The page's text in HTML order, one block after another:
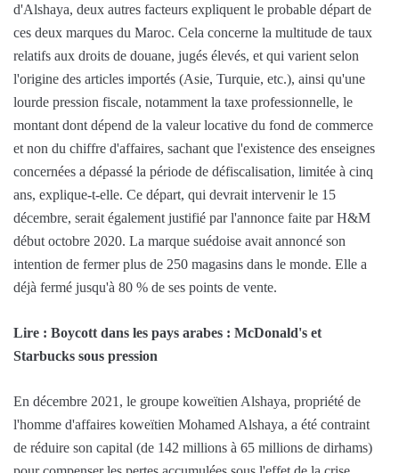
d'Alshaya, deux autres facteurs expliquent le probable départ de
ces deux marques du Maroc. Cela concerne la multitude de taux
relatifs aux droits de douane, jugés élevés, et qui varient selon
l'origine des articles importés (Asie, Turquie, etc.), ainsi qu'une
lourde pression fiscale, notamment la taxe professionnelle, le
montant dont dépend de la valeur locative du fond de commerce
et non du chiffre d'affaires, sachant que l'existence des enseignes
concernées a dépassé la période de défiscalisation, limitée à cinq
ans, explique-t-elle. Ce départ, qui devrait intervenir le 15
décembre, serait également justifié par l'annonce faite par H&M
début octobre 2020. La marque suédoise avait annoncé son
intention de fermer plus de 250 magasins dans le monde. Elle a
déjà fermé jusqu'à 80 % de ses points de vente.
Lire : Boycott dans les pays arabes : McDonald's et
Starbucks sous pression
En décembre 2021, le groupe koweïtien Alshaya, propriété de
l'homme d'affaires koweïtien Mohamed Alshaya, a été contraint
de réduire son capital (de 142 millions à 65 millions de dirhams)